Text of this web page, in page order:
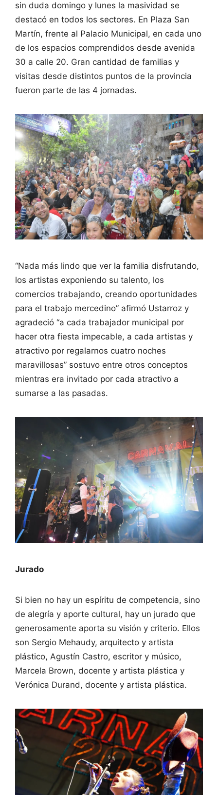
sin duda domingo y lunes la masividad se
destacó en todos los sectores. En Plaza San
Martín, frente al Palacio Municipal, en cada uno
de los espacios comprendidos desde avenida
30 a calle 20. Gran cantidad de familias y
visitas desde distintos puntos de la provincia
fueron parte de las 4 jornadas.
“Nada más lindo que ver la familia disfrutando,
los artistas exponiendo su talento, los
comercios trabajando, creando oportunidades
para el trabajo mercedino” afirmó Ustarroz y
agradeció “a cada trabajador municipal por
hacer otra fiesta impecable, a cada artistas y
atractivo por regalarnos cuatro noches
maravillosas” sostuvo entre otros conceptos
mientras era invitado por cada atractivo a
sumarse a las pasadas.
Jurado
Si bien no hay un espíritu de competencia, sino
de alegría y aporte cultural, hay un jurado que
generosamente aporta su visión y criterio. Ellos
son Sergio Mehaudy, arquitecto y artista
plástico, Agustín Castro, escritor y músico,
Marcela Brown, docente y artista plástica y
Verónica Durand, docente y artista plástica.